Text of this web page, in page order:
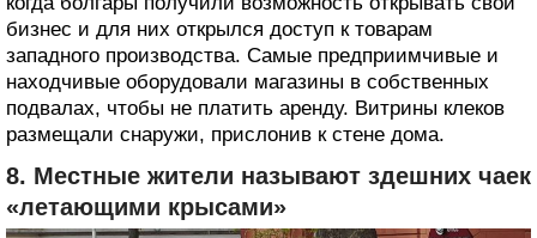
бизнес и для них открылся доступ к товарам
западного производства. Самые предприимчивые и
находчивые оборудовали магазины в собственных
подвалах, чтобы не платить аренду. Витрины клеков
размещали снаружи, прислонив к стене дома.
8. Местные жители называют здешних чаек
«летающими крысами»